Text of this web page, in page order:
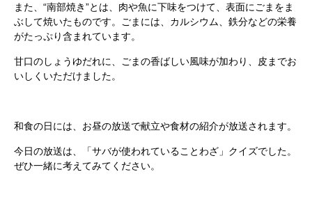
また、“南部焼き”とは、肉や魚に下味をつけて、表面にごまをま
ぶして焼いたものです。ごまには、カルシウム、鉄分などの栄養
がたっぷり含まれています。
甘口のしょうゆだれに、ごまの香ばしい風味が加わり、皮までお
いしくいただけました。
和食の日には、お昼の放送で献立や食材の紹介が放送されます。
今日の放送は、「サバが使われていることわざ」クイズでした。
ぜひ一緒に考えてみてください。